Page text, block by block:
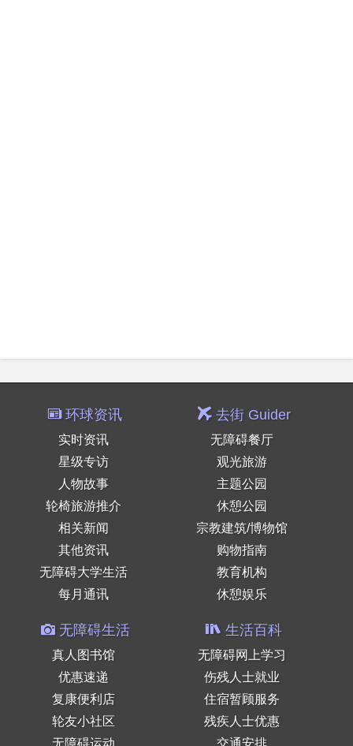
环球资讯
实时资讯
星级专访
人物故事
轮椅旅游推介
相关新闻
其他资讯
无障碍大学生活
每月通讯
去街 Guider
无障碍餐厅
观光旅游
主题公园
休憩公园
宗教建筑/博物馆
购物指南
教育机构
休憩娱乐
无障碍生活
真人图书馆
优惠速递
复康便利店
轮友小社区
生活百科
无障碍网上学习
伤残人士就业
住宿暂顾服务
残疾人士优惠